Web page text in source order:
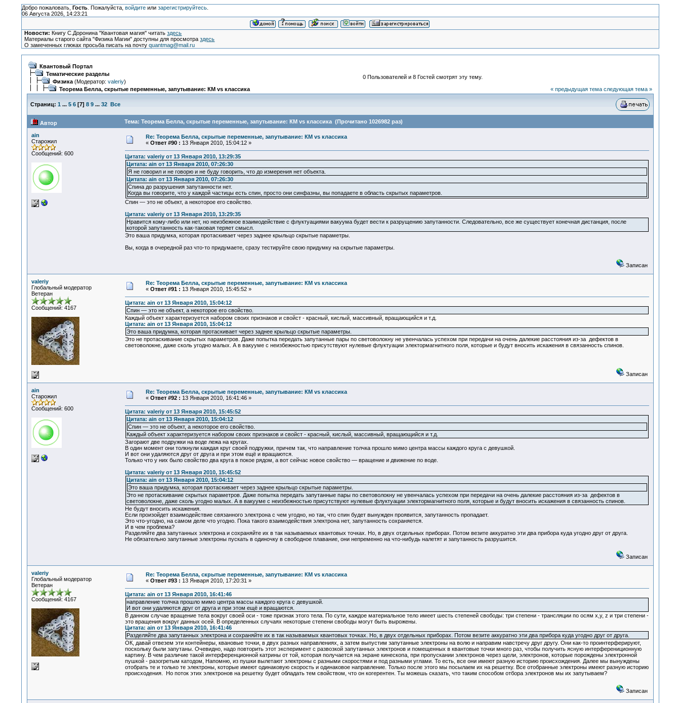
Добро пожаловать, Гость. Пожалуйста, войдитеили зарегистрируйтесь.
06 Августа 2026, 14:23:21
Новости: Книгу С.Доронина "Квантовая магия" читатьздесь
Материалы старого сайта "Физика Магии" доступны для просмотраздесь
О замеченных глюках просьба писать на почтуquantmag@mail.ru
Квантовый Портал
Тематические разделы
Физика(Модератор: valeriy)
Теорема Белла, скрытые переменные, запутывание: КМ vs классика
0 Пользователей и 8 Гостей смотрят эту тему.
« предыдущая тема следующая тема »
Страниц: 1 ... 5 6[7] 8 9 ... 32 Все
Автор Тема: Теорема Белла, скрытые переменные, запутывание: КМ vs классика (Прочитано 1026982 раз)
ain
Старожил
Сообщений: 600
Re: Теорема Белла, скрытые переменные, запутывание: КМ vs классика
« Ответ #90 : 13 Января 2010, 15:04:12 »
Цитата: valeriy от 13 Января 2010, 13:29:35
Цитата: ain от 13 Января 2010, 07:26:30
Я не говорил и не говорю и не буду говорить, что до измерения нет объекта.
Цитата: ain от 13 Января 2010, 07:26:30
Спина до разрушения запутанности нет.
Когда вы говорите, что у каждой частицы есть спин, просто они синфазны, вы попадаете в область скрытых параметров.
Спин — это не объект, а некоторое его свойство.
Цитата: valeriy от 13 Января 2010, 13:29:35
Нравится кому-либо или нет, но неизбежное взаимодействие с флуктуациями вакуума будет вести к разрущению запутанности. Следовательно, все же существует конечная дистанция, после
которой запутанность как-таковая теряет смысл.
Это ваша придумка, которая протаскивает через заднее крыльцо скрытые параметры.
Вы, когда в очередной раз что-то придумаете, сразу тестируйте свою придумку на скрытые параметры.
Записан
valeriy
Глобальный модератор
Ветеран
Сообщений: 4167
Re: Теорема Белла, скрытые переменные, запутывание: КМ vs классика
« Ответ #91 : 13 Января 2010, 15:45:52 »
Цитата: ain от 13 Января 2010, 15:04:12
Спин — это не объект, а некоторое его свойство.
Каждый объект характеризуется набором своих признаков и свойст - красный, кислый, массивный, вращающийся и т.д.
Цитата: ain от 13 Января 2010, 15:04:12
Это ваша придумка, которая протаскивает через заднее крыльцо скрытые параметры.
Это не протаскивание скрытых параметров. Даже попытка передать запутанные пары по световолокну не увенчалась успехом при передачи на очень далекие расстояния из-за дефектов в
световолокне, даже сколь угодно малых. А в вакууме с неизбежностью присутствуют нулевые флуктуации электормагнитного поля, которые и будут вносить искажения в связанность спинов.
Записан
ain
Старожил
Сообщений: 600
Re: Теорема Белла, скрытые переменные, запутывание: КМ vs классика
« Ответ #92 : 13 Января 2010, 16:41:46 »
Цитата: valeriy от 13 Января 2010, 15:45:52
Цитата: ain от 13 Января 2010, 15:04:12
Спин — это не объект, а некоторое его свойство.
Каждый объект характеризуется набором своих признаков и свойст - красный, кислый, массивный, вращающийся и т.д.
Загорают две подружки на воде лежа на кругах.
В один момент они толкнули каждая круг своей подружки, причем так, что направление толчка прошло мимо центра массы каждого круга с девушкой.
И вот они удаляются друг от друга и при этом ещё и вращаются.
Только что у них было свойство два круга в покое рядом, а вот сейчас новое свойство — вращение и движение по воде.
Цитата: valeriy от 13 Января 2010, 15:45:52
Цитата: ain от 13 Января 2010, 15:04:12
Это ваша придумка, которая протаскивает через заднее крыльцо скрытые параметры.
Это не протаскивание скрытых параметров. Даже попытка передать запутанные пары по световолокну не увенчалась успехом при передачи на очень далекие расстояния из-за дефектов в
световолокне, даже сколь угодно малых. А в вакууме с неизбежностью присутствуют нулевые флуктуации электормагнитного поля, которые и будут вносить искажения в связанность спинов.
Не будут вносить искажения.
Если произойдет взаимодействие связанного электрона с чем угодно, но так, что спин будет вынужден проявится, запутанность пропадает.
Это что-угодно, на самом деле что угодно. Пока такого взаимодействия электрона нет, запутанность сохраняется.
И в чем проблема?
Разделяйте два запутанных электрона и сохраняйте их в так называемых квантовых точках. Но, в двух отдельных приборах. Потом везите аккуратно эти два прибора куда угодно друг от друга.
Не обязательно запутанные электроны пускать в одиночку в свободное плавание, они непременно на что-нибудь налетят и запутанность разрушится.
Записан
valeriy
Глобальный модератор
Ветеран
Сообщений: 4167
Re: Теорема Белла, скрытые переменные, запутывание: КМ vs классика
« Ответ #93 : 13 Января 2010, 17:20:31 »
Цитата: ain от 13 Января 2010, 16:41:46
направление толчка прошло мимо центра массы каждого круга с девушкой.
И вот они удаляются друг от друга и при этом ещё и вращаются.
В данном случае вращение тела вокруг своей оси - тоже признак этого тела. По сути, каждое материальное тело имеет шесть степеней свободы: три степени - трансляции по осям х,у, z и три степени -
это вращения вокруг данных осей. В определенных случаях некоторые степени свободы могут быть вырожены.
Цитата: ain от 13 Января 2010, 16:41:46
Разделяйте два запутанных электрона и сохраняйте их в так называемых квантовых точках. Но, в двух отдельных приборах. Потом везите аккуратно эти два прибора куда угодно друг от друга.
ОК, давай отвезем эти контейнеры, квановые точки, в двух разных направлениях, а затем выпустим запутанные электроны на волю и направим навстречу друг другу. Они как-то проинтерферируют,
поскольку были запутаны. Очевидно, надо повторить этот эксперимент с развозкой запутанных электронов и помещенных в квантовые точки много раз, чтобы получить ясную интерферениционную
картину. В чем различие такой интерференционной катрины от той, которая получается на экране кинескопа, при пропускании электронов через щели, электронов, которые порождены электронной
пушкой - разогретым катодом, Напомню, из пушки вылетают электроны с разными скоростями и под разными углами. То есть, все они имеют разную историю происхождения. Далее мы вынуждены
отобрать те и только те электроны, которые имеют одинаковую скорость и одинаковое направление. Только после этого мы посылаем их на решетку. Все отобранные электроны имеют разную историю
происходения. Но поток этих электронов на решетку будет обладать тем свойством, что он когерентен. Ты можешь сказать, что таким способом отбора электронов мы их запутываем?
Записан